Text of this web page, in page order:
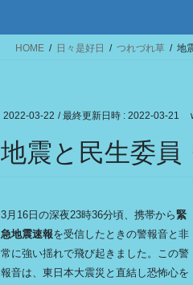
HOME 日々是好日 つれづれ草 地
2022-03-22 / 最終更新日時 : 2022-03-21
地震と民生委
3月16日の深夜23時36分頃、携帯から緊
急地震速報を受信したときの警報音と非
常に強い揺れで飛び起きました。この警
報音は、東日本大震災と直結し恐怖心を